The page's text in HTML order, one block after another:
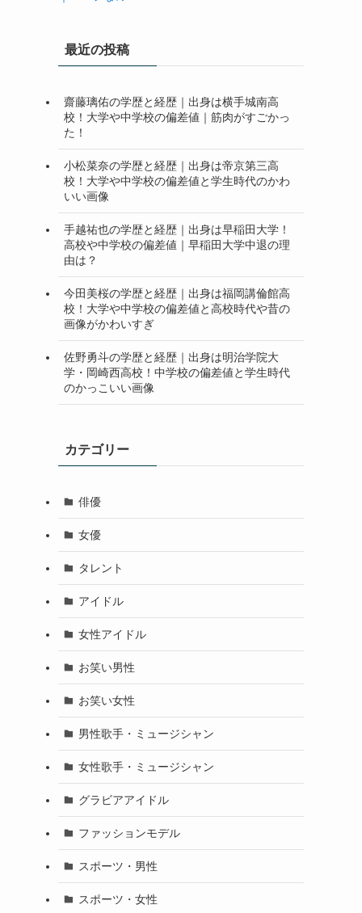
最近の投稿
齋藤璃佑の学歴と経歴｜出身は横手城南高
校！大学や中学校の偏差値｜筋肉がすごかっ
た！
小松菜奈の学歴と経歴｜出身は帝京第三高
校！大学や中学校の偏差値と学生時代のかわ
いい画像
手越祐也の学歴と経歴｜出身は早稲田大学！
高校や中学校の偏差値｜早稲田大学中退の理
由は？
今田美桜の学歴と経歴｜出身は福岡講倫館高
校！大学や中学校の偏差値と高校時代や昔の
画像がかわいすぎ
佐野勇斗の学歴と経歴｜出身は明治学院大
学・岡崎西高校！中学校の偏差値と学生時代
のかっこいい画像
カテゴリー
俳優
女優
タレント
アイドル
女性アイドル
お笑い男性
お笑い女性
男性歌手・ミュージシャン
女性歌手・ミュージシャン
グラビアアイドル
ファッションモデル
スポーツ・男性
スポーツ・女性